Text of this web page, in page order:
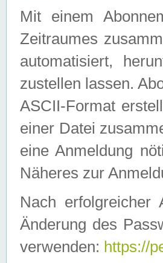
Mit einem
Zeitraumes
automatisiert,
zustellen lassen.
ASCII-Format
einer Datei
eine Anmeldung
Näheres zur
Nach erfolgreicher
Änderung des
verwenden: https://